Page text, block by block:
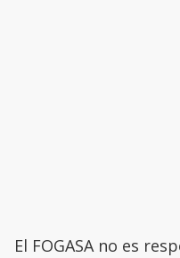
El FOGASA no es